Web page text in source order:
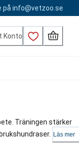
på info@vetzoo.se
Konto
Träningen stärker
Läs mer